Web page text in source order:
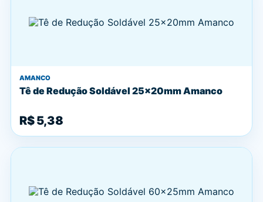
AMANCO
Tê de Redução Soldável 25x20mm Amanco
R$ 5,38